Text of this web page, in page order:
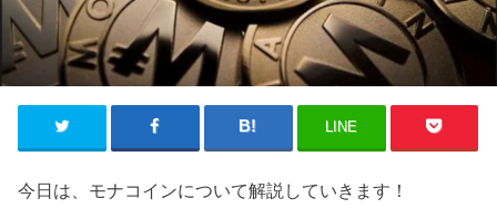
LINE
今日は、モナコインについて解説していきます！